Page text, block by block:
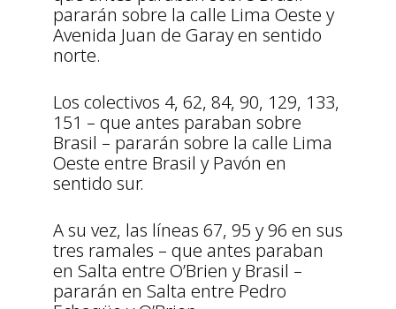
pararán sobre la calle Lima Oeste y
Avenida Juan de Garay en sentido
norte.
Los colectivos 4, 62, 84, 90, 129, 133,
151 – que antes paraban sobre
Brasil – pararán sobre la calle Lima
Oeste entre Brasil y Pavón en
sentido sur.
A su vez, las líneas 67, 95 y 96 en sus
tres ramales – que antes paraban
en Salta entre O’Brien y Brasil –
pararán en Salta entre Pedro